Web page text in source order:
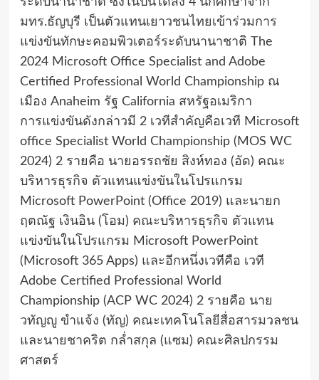
มทร.ธัญบุรี เป็นตัวแทนเยาวชนไทยเข้าร่วมการ
แข่งขันทักษะคอมพิวเตอร์ระดับนานาชาติ The
2024 Microsoft Office Specialist and Adobe
Certified Professional World Championship ณ
เมือง Anaheim รัฐ California สหรัฐอเมริกา
การแข่งขันดังกล่าวมี 2 เวทีสำคัญคือเวที Microsoft
office Specialist World Championship (MOS WC
2024) 2 รายคือ นายอรรถชัย สิงห์ทอง (อัด) คณะ
บริหารธุรกิจ ตัวแทนแข่งขันในโปรแกรม
Microsoft PowerPoint (Office 2019) และนายก
ฤตณัฐ เงินอิน (โอม) คณะบริหารธุรกิจ ตัวแทน
แข่งขันในโปรแกรม Microsoft PowerPoint
(Microsoft 365 Apps) และอีกหนึ่งเวทีคือ เวที
Adobe Certified Professional World
Championship (ACP WC 2024) 2 รายคือ นาย
วทัญญู ขำแจ้ง (ทัญ) คณะเทคโนโลยีสื่อสารมวลชน
และนายชาคริต กล่ำสกุล (แซม) คณะศิลปกรรม
ศาสตร์